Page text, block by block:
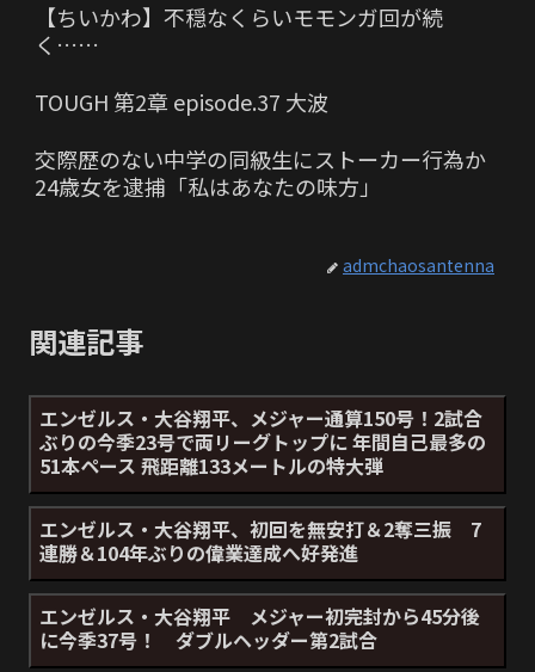
【ちいかわ】不穏なくらいモモンガ回が続
く……
TOUGH 第2章 episode.37 大波
交際歴のない中学の同級生にストーカー行為か
24歳女を逮捕「私はあなたの味方」
admchaosantenna
関連記事
エンゼルス・大谷翔平、メジャー通算150号！2試合
ぶりの今季23号で両リーグトップに 年間自己最多の
51本ペース 飛距離133メートルの特大弾
エンゼルス・大谷翔平、初回を無安打＆2奪三振 7
連勝＆104年ぶりの偉業達成へ好発進
エンゼルス・大谷翔平 メジャー初完封から45分後
に今季37号！ ダブルヘッダー第2試合